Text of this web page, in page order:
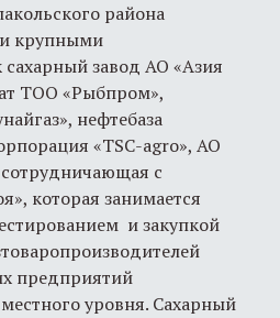
района
крупными
завод АО «Азия
ТОО «Рыбпром»,
нефтебаза
«TSC-agro», АО
с
которая занимается
и закупкой
предприятий
уровня. Сахарный